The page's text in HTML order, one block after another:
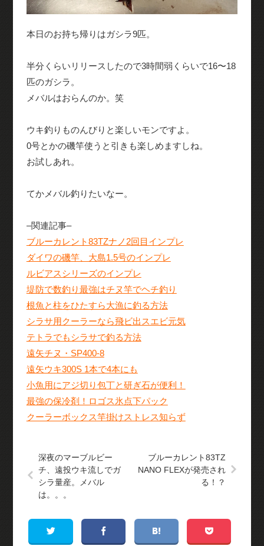
本日のお持ち帰りはガシラ9匹。
半分くらいリリースしたので3時間弱くらいで16〜18
匹のガシラ。
メバルはおらんのか。笑
ウキ釣りものんびりと楽しいモンですよ。
0号とかの磯竿使うと引きも楽しめますしね。
お試しあれ。
てかメバル釣りたいなー。
–関連記事–
ブルーカレント83TZナノ2回目インプレ
ダイワの磯竿、大島1.5号のインプレ
ルビアスシリーズのインプレ
堤防で数釣り最強はチヌ竿でヘチ釣り
根魚と柱をひたすら大漁に釣る方法
シラサ用クーラーなら飛ビ出スエビ元気
テトラでもシラサで釣る方法
遠矢チヌ・SP400-8
遠矢ウキ300S 1本で4本にも
小魚用にアジ切り包丁と研ぎ石が便利！
最強の保冷剤！ロゴス氷点下パック
クーラーボックス竿掛けストレス知らず
深夜のマーブルビー
チ、遠投ウキ流しでガ
シラ量産。メバル
は。。。
ブルーカレント83TZ
NANO FLEXが発売され
る！？